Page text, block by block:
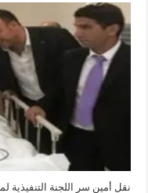
نقل أمين سر اللجنة التنفيذية